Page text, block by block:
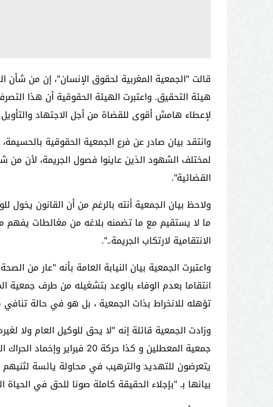
قالت "الجمعية المغربية لحقوق الإنسان"، إن من
هيئة التحقيق. واعتبرت الهيئة الحقوقية أن هذا
لإعطاء هامش أقوى للقضاة من أجل الاجتهاد
وانتقد بيان صادر عن فرع الجمعية الحقوقية
لمختلف الشهود الذين عاينوا فصول الجريمة، لأن
القضائية".
ولاحظ بيان الجمعية أنته بالرغم من أن القانون يخول
ما لا يستقيم مع ما تضمنه بلاغه من مغالطات يفهم
الانتقامية لارتكاب الجريمة..".
واعتبرت الجمعية بيان النيابة العامة بأنه "عار من
انتقاما بعدم الوفاء بالوعد بتشغيله من طرف
تؤهله للانخراط بذات الجمعية ، بل هو في حالة
وزادت الجمعية قائلة إنه "لا يحق للوكيل العام ولا
جمعية المعطلين و كذا
يتعرضون للتهديد والترهيب في محاولة يائسة
بيانها بـ "بإجلاء الحقيقة كاملة صونا للحق في